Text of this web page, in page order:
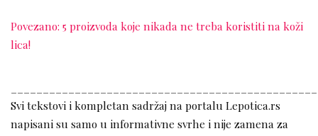
Povezano: 5 proizvoda koje nikada ne treba koristiti na koži
lica!
Svi tekstovi i kompletan sadržaj na portalu Lepotica.rs
napisani su samo u informativne svrhe i nije zamena za